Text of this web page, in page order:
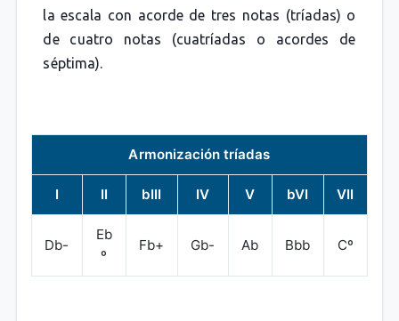
la escala con acorde de tres notas (tríadas) o
de cuatro notas (cuatríadas o acordes de
séptima).
Armonización tríadas
I II bIII IV V bVI VII
Db-
Eb
º
Fb+ Gb- Ab Bbb Cº